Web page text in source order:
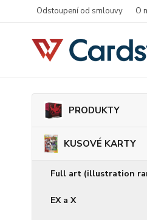
Odstoupení od smlouvy O
PRODUKTY
KUSOVÉ KARTY
Full art (illustration
EX a X